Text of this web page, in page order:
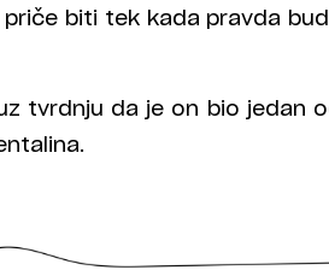
biti tek kada pravda
tvrdnju da je on bio jedan